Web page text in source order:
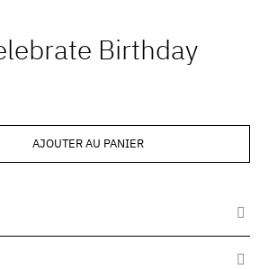
Birthday
AJOUTER AU PANIER